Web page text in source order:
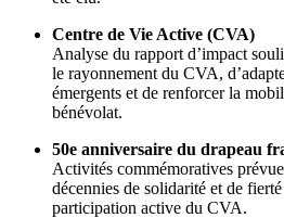
Centre de Vie Active (CVA)
Analyse du rapport d’impact
le rayonnement du CVA,
émergents et de renforcer la
bénévolat.
50e anniversaire du drapeau
Activités commémoratives
décennies de solidarité et de
participation active du CVA.